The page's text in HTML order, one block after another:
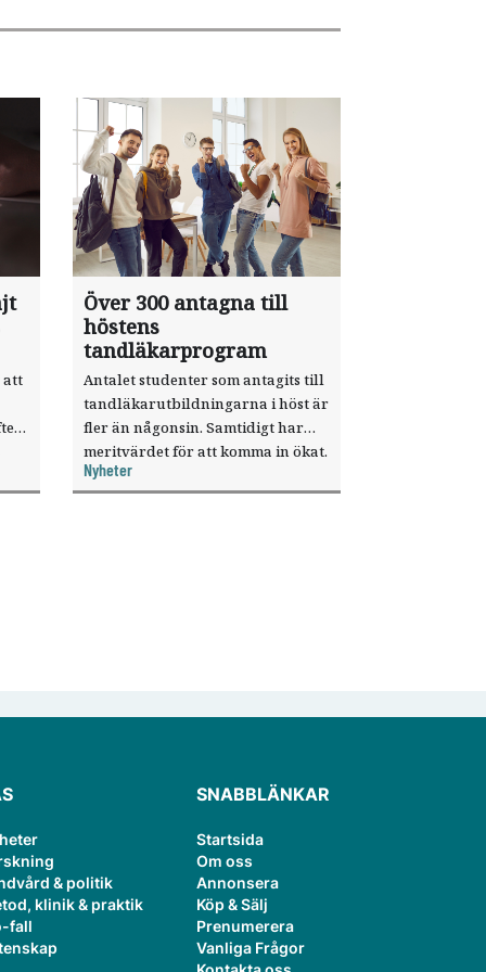
att
Över 300 antagna till
höstens
tandläkarprogram
Antalet studenter som antagits till
tandläkarutbildningarna i höst är
fler än någonsin. Samtidigt har
meritvärdet för att komma in ökat.
Nyheter
& politik
klinik & praktik
fall
SNABBLÄNKAR
Startsida
Om oss
Annonsera
Köp & Sälj
Prenumerera
Vanliga Frågor